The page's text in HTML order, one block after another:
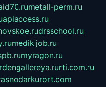
metall-perm.ru
apiaccess.ru
drsschool.ru
medikijob.ru
myragon.ru
rti.com.ru